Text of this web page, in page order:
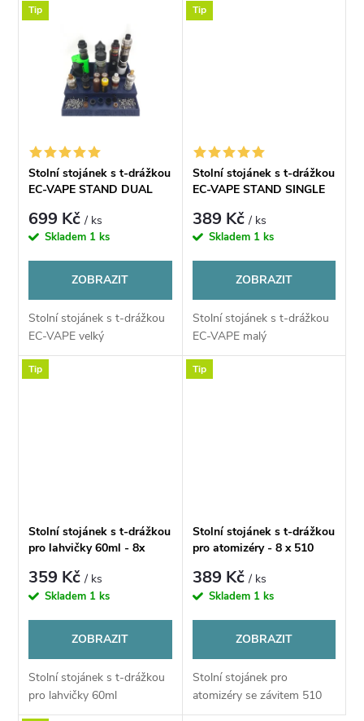
u
ů
Tip
Stolní stojánek s t-drážkou
EC-VAPE STAND DUAL
699 Kč/ ks
Skladem 1 ks
ZOBRAZIT
Stolní stojánek s t-drážkou
EC-VAPE velký
Tip
Stolní stojánek s t-drážkou
EC-VAPE STAND SINGLE
389 Kč/ ks
Skladem 1 ks
ZOBRAZIT
Stolní stojánek s t-drážkou
EC-VAPE malý
Tip
Stolní stojánek s t-drážkou
pro lahvičky 60ml - 8x
359 Kč/ ks
Skladem 1 ks
ZOBRAZIT
Stolní stojánek s t-drážkou
pro lahvičky 60ml
Tip
Stolní stojánek s t-drážkou
pro atomizéry - 8 x 510
389 Kč/ ks
Skladem 1 ks
ZOBRAZIT
Stolní stojánek pro
atomizéry se závitem 510